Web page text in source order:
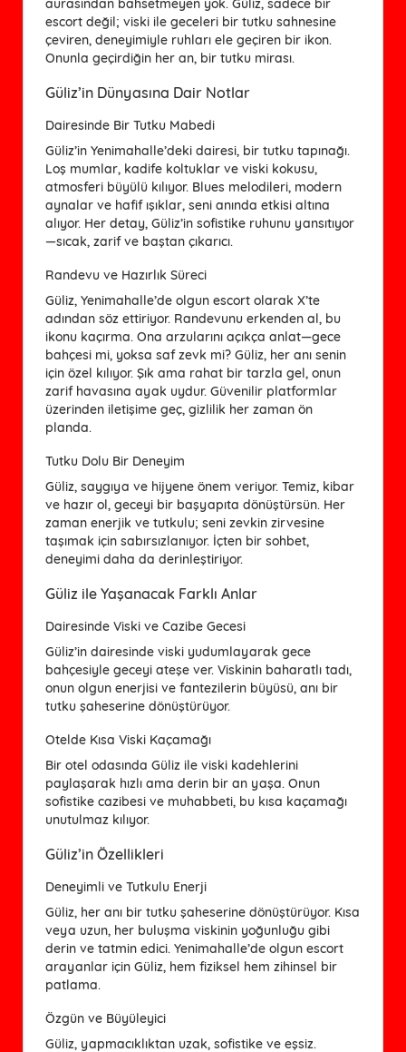
aurasından bahsetmeyen yok. Güliz, sadece bir
escort değil; viski ile geceleri bir tutku sahnesine
çeviren, deneyimiyle ruhları ele geçiren bir ikon.
Onunla geçirdiğin her an, bir tutku mirası.
Güliz’in Dünyasına Dair Notlar
Dairesinde Bir Tutku Mabedi
Güliz’in Yenimahalle’deki dairesi, bir tutku tapınağı.
Loş mumlar, kadife koltuklar ve viski kokusu,
atmosferi büyülü kılıyor. Blues melodileri, modern
aynalar ve hafif ışıklar, seni anında etkisi altına
alıyor. Her detay, Güliz’in sofistike ruhunu yansıtıyor
—sıcak, zarif ve baştan çıkarıcı.
Randevu ve Hazırlık Süreci
Güliz, Yenimahalle’de olgun escort olarak X’te
adından söz ettiriyor. Randevunu erkenden al, bu
ikonu kaçırma. Ona arzularını açıkça anlat—gece
bahçesi mi, yoksa saf zevk mi? Güliz, her anı senin
için özel kılıyor. Şık ama rahat bir tarzla gel, onun
zarif havasına ayak uydur. Güvenilir platformlar
üzerinden iletişime geç, gizlilik her zaman ön
planda.
Tutku Dolu Bir Deneyim
Güliz, saygıya ve hijyene önem veriyor. Temiz, kibar
ve hazır ol, geceyi bir başyapıta dönüştürsün. Her
zaman enerjik ve tutkulu; seni zevkin zirvesine
taşımak için sabırsızlanıyor. İçten bir sohbet,
deneyimi daha da derinleştiriyor.
Güliz ile Yaşanacak Farklı Anlar
Dairesinde Viski ve Cazibe Gecesi
Güliz’in dairesinde viski yudumlayarak gece
bahçesiyle geceyi ateşe ver. Viskinin baharatlı tadı,
onun olgun enerjisi ve fantezilerin büyüsü, anı bir
tutku şaheserine dönüştürüyor.
Otelde Kısa Viski Kaçamağı
Bir otel odasında Güliz ile viski kadehlerini
paylaşarak hızlı ama derin bir an yaşa. Onun
sofistike cazibesi ve muhabbeti, bu kısa kaçamağı
unutulmaz kılıyor.
Güliz’in Özellikleri
Deneyimli ve Tutkulu Enerji
Güliz, her anı bir tutku şaheserine dönüştürüyor. Kısa
veya uzun, her buluşma viskinin yoğunluğu gibi
derin ve tatmin edici. Yenimahalle’de olgun escort
arayanlar için Güliz, hem fiziksel hem zihinsel bir
patlama.
Özgün ve Büyüleyici
Güliz, yapmacıklıktan uzak, sofistike ve eşsiz.